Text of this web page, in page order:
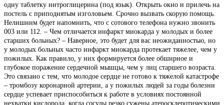
одну таблетку нитроглицерина (под язык). Открыть окно и прилечь на
постель с приподнятым изголовьем. Срочно вызвать скорую помощь.
Нелишним будет напомнить, что с сотового телефона нужно звонить
003 или 112. – Чем отличается инфаркт миокарда у молодых и более
старших больных? – Наверное, это будет для вас неожиданностью, но
у молодых больных часто инфаркт миокарда протекает тяжелее, чем у
пожилых. Как правило, у них формируется более обширное и
глубокое поражение сердечной мышцы, чем у лиц старшего возраста.
Это связано с тем, что молодое сердце не готово к тяжелой катастрофе
– тромбозу коронарной артерии, а у пожилых людей за годы болезни
сердце успевает приспособиться к работе в условиях постоянной
нехватки кислорода, когда сосуды резко сужены атеросклеротическими